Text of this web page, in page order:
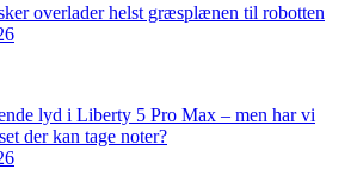
overlader helst græsplænen til robotten
lyd i Liberty 5 Pro Max – men har vi
der kan tage noter?